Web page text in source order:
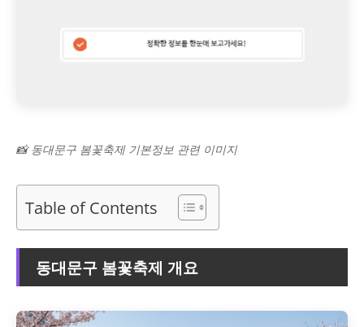
📸 동대문구 봄꽃축제 기본정보 관련 이미지
Table of Contents
동대문구 봄꽃축제 개요